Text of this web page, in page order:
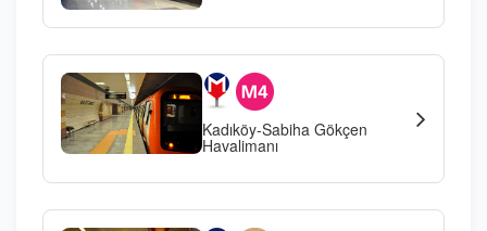
Kadıköy-Sabiha Gökçen
Havalimanı